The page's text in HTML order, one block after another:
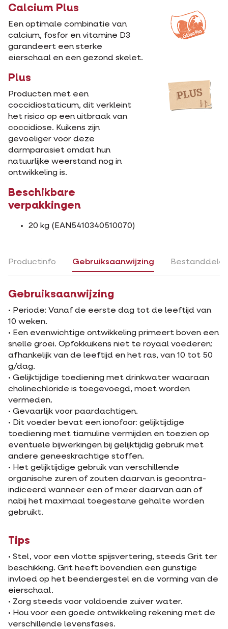
Calcium Plus
Een optimale combinatie van
calcium, fosfor en vitamine D3
garandeert een sterke
eierschaal en een gezond skelet.
Plus
Producten met een
coccidiostaticum, dit verkleint
het risico op een uitbraak van
coccidiose. Kuikens zijn
gevoeliger voor deze
darmparasiet omdat hun
natuurlijke weerstand nog in
ontwikkeling is.
Beschikbare
verpakkingen
20 kg (EAN5410340510070)
Productinfo Gebruiksaanwijzing
Gebruiksaanwijzing
• Periode: Vanaf de eerste dag tot de leeftijd van
10 weken.
• Een evenwichtige ontwikkeling primeert boven een
snelle groei. Opfokkuikens niet te royaal voederen:
afhankelijk van de leeftijd en het ras, van 10 tot 50
g/dag.
• Gelijktijdige toediening met drinkwater waaraan
cholinechloride is toegevoegd, moet worden
vermeden.
• Gevaarlijk voor paardachtigen.
• Dit voeder bevat een ionofoor: gelijktijdige
toediening met tiamuline vermijden en toezien op
eventuele bijwerkingen bij gelijktijdig gebruik met
andere geneeskrachtige stoffen.
• Het gelijktijdige gebruik van verschillende
organische zuren of zouten daarvan is gecontra-
indiceerd wanneer een of meer daarvan aan of
nabij het maximaal toegestane gehalte worden
gebruikt.
Tips
• Stel, voor een vlotte spijsvertering, steeds Grit ter
beschikking. Grit heeft bovendien een gunstige
invloed op het beendergestel en de vorming van de
eierschaal.
• Zorg steeds voor voldoende zuiver water.
• Hou voor een goede ontwikkeling rekening met de
verschillende levensfases.